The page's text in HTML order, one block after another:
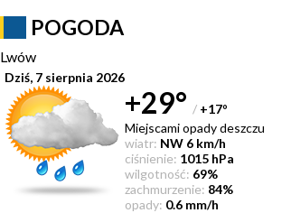
POGODA
Lwów
Dziś, 7 sierpnia 2026
+29° / +17°
Miejscami opady deszczu
wiatr: NW 6 km/h
ciśnienie: 1015 hPa
wilgotność: 69%
zachmurzenie: 84%
opady: 0.6 mm/h